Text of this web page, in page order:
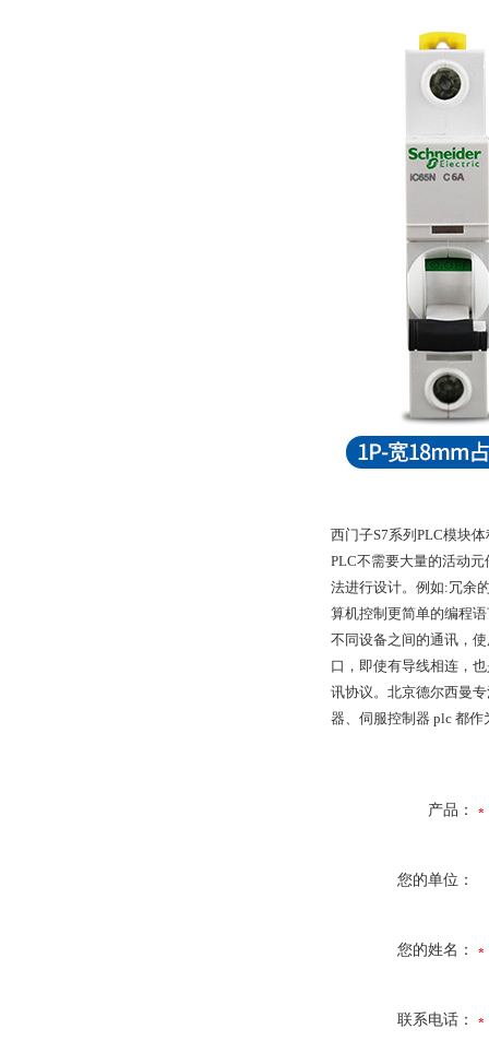
西门子S7系列PLC模块
PLC不需要大量的活动
法进行设计。例如:冗余
算机控制更简单的编程
不同设备之间的通讯，
口，即使有导线相连，
讯协议。北京德尔西曼
器、伺服控制器 plc 都
产品：
您的单位：
您的姓名：
联系电话：